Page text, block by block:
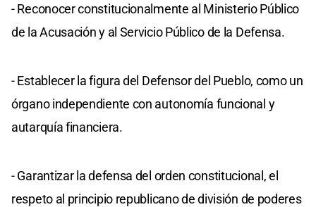
- Reconocer constitucionalmente al Ministerio Público
de la Acusación y al Servicio Público de la Defensa.
- Establecer la figura del Defensor del Pueblo, como un
órgano independiente con autonomía funcional y
autarquía financiera.
- Garantizar la defensa del orden constitucional, el
respeto al principio republicano de división de poderes